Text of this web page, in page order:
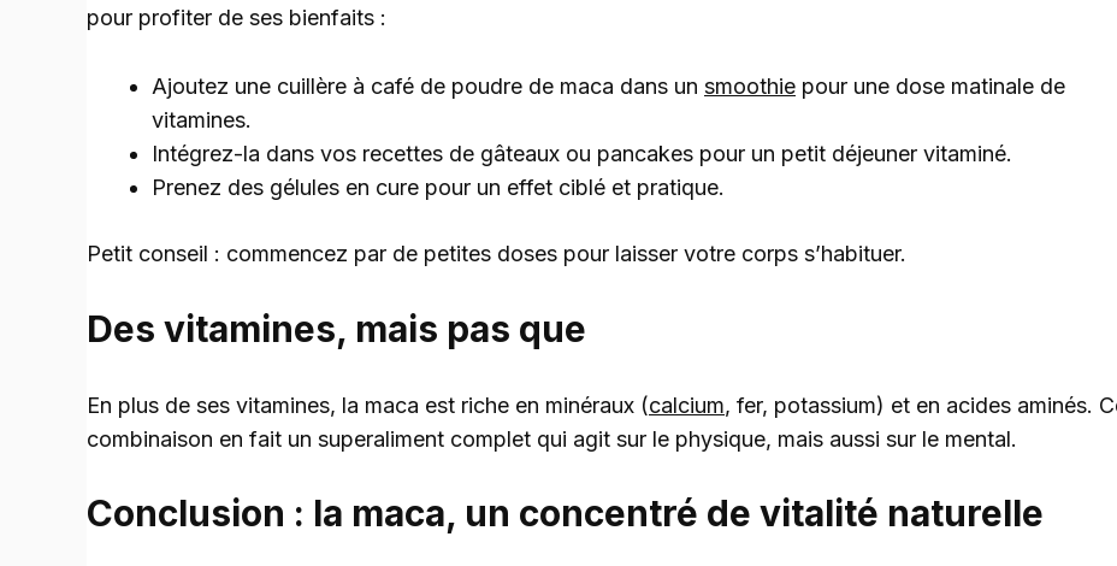
pour profiter de ses bienfaits :
Ajoutez une cuillère à café de poudre de maca dans un smoothie pour une dose matinale de
vitamines.
Intégrez-la dans vos recettes de gâteaux ou pancakes pour un petit déjeuner vitaminé.
Prenez des gélules en cure pour un effet ciblé et pratique.
Petit conseil : commencez par de petites doses pour laisser votre corps s’habituer.
Des vitamines, mais pas que
En plus de ses vitamines, la maca est riche en minéraux (calcium, fer, potassium) et en acides aminés.
combinaison en fait un superaliment complet qui agit sur le physique, mais aussi sur le mental.
Conclusion : la maca, un concentré de vitalité naturelle